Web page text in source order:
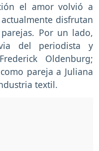
el amor volvió a
disfrutan
Por un lado,
del periodista y
Oldenburg;
pareja a Juliana
textil.